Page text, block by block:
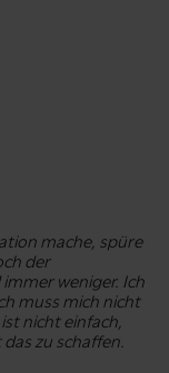
mache, spüre
der
weniger. Ich
muss mich nicht
nicht einfach,
zu schaffen.